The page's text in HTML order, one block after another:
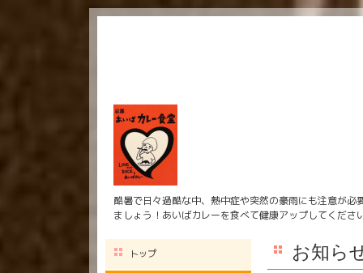
酷暑で日々過酷な中、熱中症や突然の豪雨にも注意が
ましょう！あいばカレーを食べて健康アップしてくださ
お知ら
トップ